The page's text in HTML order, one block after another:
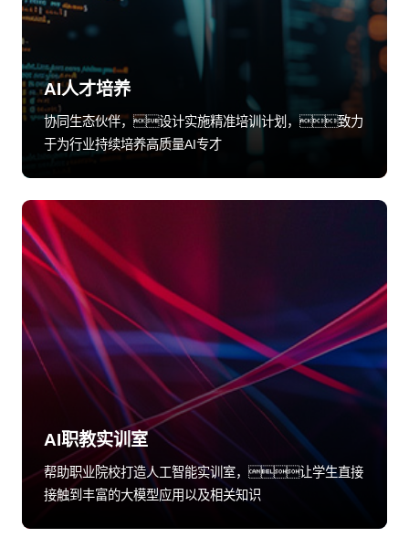
AI人才培养
协同生态伙伴，设计实施精准培训计划，致力
于为行业持续培养高质量AI专才
AI职教实训室
帮助职业院校打造人工智能实训室，让学生直接
接触到丰富的大模型应用以及相关知识